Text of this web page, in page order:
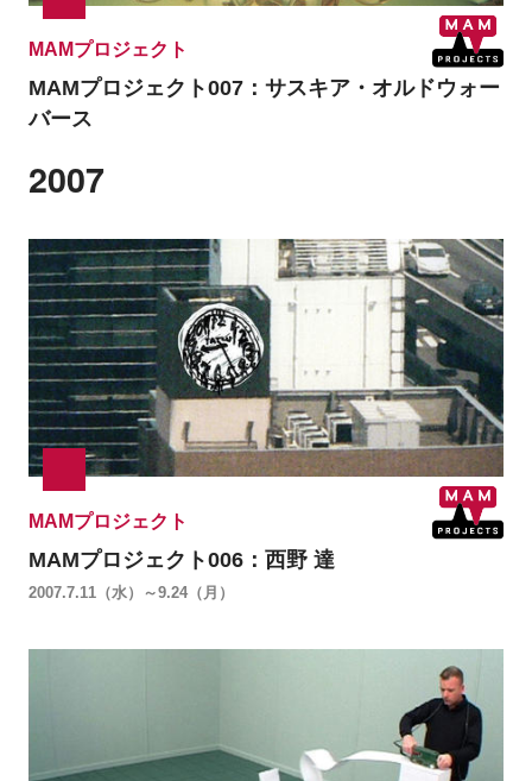
MAMプロジェクト
MAMプロジェクト007：サスキア・オルドウォー
バース
2007
MAMプロジェクト
MAMプロジェクト006：西野 達
2007.7.11（水）～9.24（月）